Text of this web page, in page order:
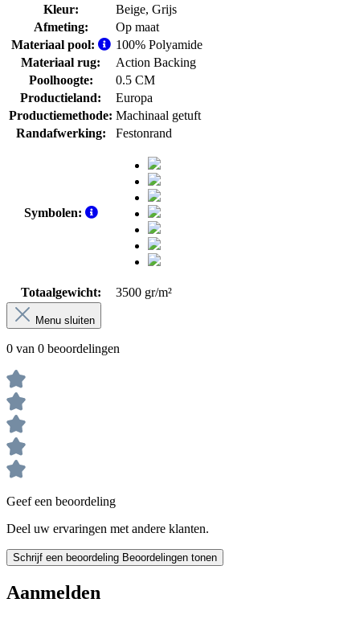
Kleur:
Beige, Grijs
Afmeting:
Op maat
Materiaal pool:
100% Polyamide
Materiaal rug:
Action Backing
Poolhoogte:
0.5 CM
Productieland:
Europa
Productiemethode: Machinaal getuft
Randafwerking:
Festonrand
Symbolen:
Totaalgewicht: 3500 gr/m²
Menu sluiten
0 van 0 beoordelingen
Geef een beoordeling
Deel uw ervaringen met andere klanten.
Schrijf een beoordeling Beoordelingen tonen
Aanmelden